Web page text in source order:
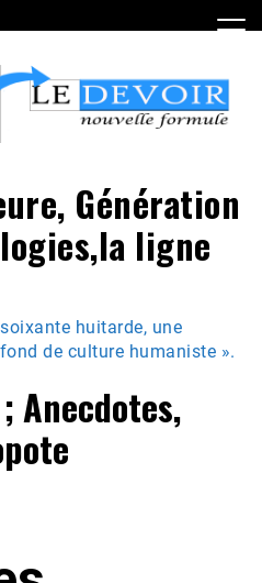
Génération
ligne
huitarde, une
de culture humaniste ».
Anecdotes,